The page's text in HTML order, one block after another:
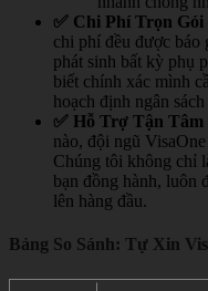
✅ Chi Phí Trọn
chi phí đều được báo
phát sinh bất kỳ phụ
biết chính xác mình
hoạch định ngân
✅ Hỗ Trợ Tận Tâm
nào, đội ngũ
Chúng tôi không chỉ
bạn đồng hành, luôn
lên hàng đầu.
Bảng So Sánh: Tự Xin